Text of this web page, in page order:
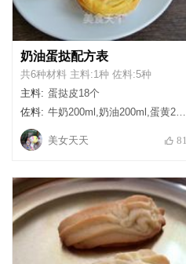
奶油蛋挞配方表
共6种材料 主料:1种 佐料:5种
主料: 蛋挞皮18个
佐料: 牛奶200ml,奶油200ml,蛋黄2个,鸡蛋1个,白糖30g
美女天天 81